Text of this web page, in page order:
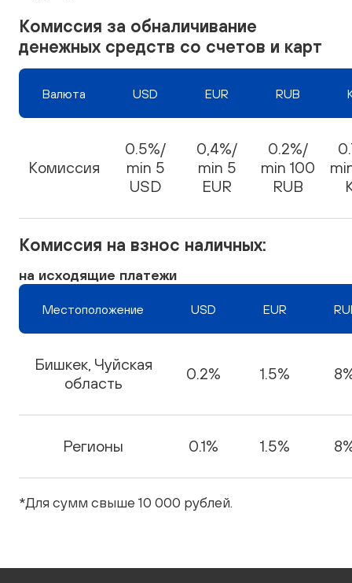
Комиссия за обналичивание
денежных средств со счетов и карт
Валюта USD EUR RUB
Комиссия
0.5%/
min 5
USD
0,4%/
min 5
EUR
0.2%/
min 100
RUB
Комиссия на взнос наличных:
на исходящие платежи
Местоположение USD EUR
Бишкек, Чуйская
область
0.2% 1.5%
Регионы 0.1% 1.5%
*Для сумм свыше 10 000 рублей.